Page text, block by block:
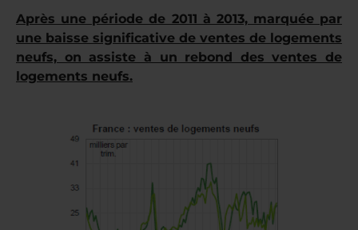
Après une période de 2011 à 2013, marquée par
une baisse significative de ventes de logements
neufs, on assiste à un rebond des ventes de
logements neufs.